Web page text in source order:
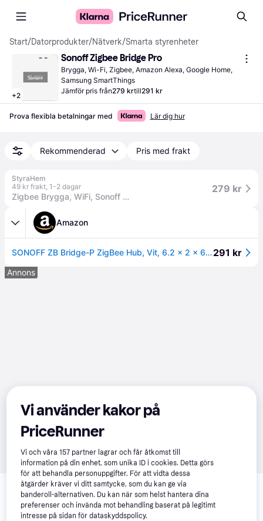
Start/Datorprodukter/Nätverk/Smarta styrenheter
+2
Sonoff Zigbee Bridge Pro
Brygga, Wi-Fi, Zigbee, Amazon Alexa, Google Home,
Samsung SmartThings
Jämför pris från279 krtill291 kr
Prova flexibla betalningar med Lär dig hur
Rekommenderad Pris med frakt
StyraHem
49 kr frakt, 1-2 dagar
Zigbee Brygga, WiFi, Sonoff Zigbee Bridge Pro
279 kr
Amazon
SONOFF ZB Bridge-P ZigBee Hub, Vit, ‎6.2 x 2 x 6.2 cm291 kr
Annons
Relaterade produkter
Vi har plockat fram ett urval av produkter som kanske skulle
intressera dig. Visa alla
Vi använder kakor på
PriceRunner
Vi och våra157 partner lagrar och får åtkomst till
information på din enhet, som unika ID i cookies. Detta görs
för att behandla personuppgifter. För att vidta dessa
åtgärder kräver vi ditt samtycke, som du kan ge via
banderoll-alternativen. Du kan när som helst hantera dina
preferenser och invända mot behandling baserat på legitimt
intresse på sidan för dataskyddspolicy.